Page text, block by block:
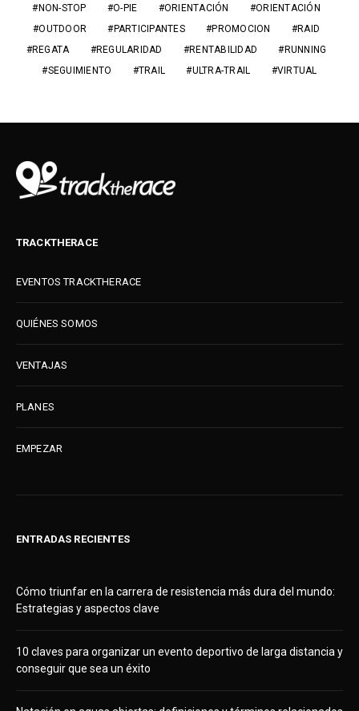
NON-STOP
O-PIE ORIENTACIÓN
ORIENTACIÓN
OUTDOOR
PARTICIPANTES PROMOCION
RAID
REGATA
REGULARIDAD RENTABILIDAD
RUNNING
SEGUIMIENTO
TRAIL ULTRA-TRAIL VIRTUAL
TRACKTHERACE
EVENTOS TRACKTHERACE
QUIÉNES SOMOS
VENTAJAS
PLANES
EMPEZAR
ENTRADAS RECIENTES
Cómo triunfar en la carrera de resistencia más dura del mundo:
Estrategias y aspectos clave
10 claves para organizar un evento deportivo de larga distancia y
conseguir que sea un éxito